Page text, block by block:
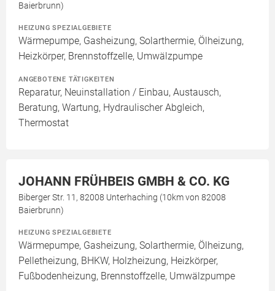
Baierbrunn)
HEIZUNG SPEZIALGEBIETE
Wärmepumpe, Gasheizung, Solarthermie, Ölheizung,
Heizkörper, Brennstoffzelle, Umwälzpumpe
ANGEBOTENE TÄTIGKEITEN
Reparatur, Neuinstallation / Einbau, Austausch,
Beratung, Wartung, Hydraulischer Abgleich,
Thermostat
JOHANN FRÜHBEIS GMBH & CO. KG
Biberger Str. 11, 82008 Unterhaching (10km von 82008
Baierbrunn)
HEIZUNG SPEZIALGEBIETE
Wärmepumpe, Gasheizung, Solarthermie, Ölheizung,
Pelletheizung, BHKW, Holzheizung, Heizkörper,
Fußbodenheizung, Brennstoffzelle, Umwälzpumpe